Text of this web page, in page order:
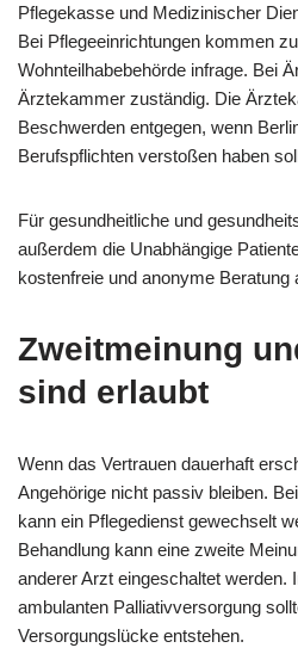
Pflegekasse und Medizinischer
Bei Pflegeeinrichtungen kommen
Wohnteilhabebehörde infrage. Bei
Ärztekammer zuständig. Die
Beschwerden entgegen, wenn
Berufspflichten verstoßen haben
Für gesundheitliche und
außerdem die Unabhängige
kostenfreie und anonyme Beratung
Zweitmeinung
sind erlaubt
Wenn das Vertrauen dauerhaft
Angehörige nicht passiv bleiben.
kann ein Pflegedienst gewechselt
Behandlung kann eine zweite
anderer Arzt eingeschaltet werden.
ambulanten Palliativversorgung
Versorgungslücke entstehen.